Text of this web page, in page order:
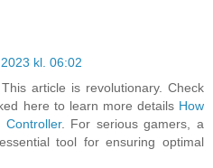
kl. 06:02
article is revolutionary. Check
here to learn more details How
. For serious gamers, a
tool for ensuring optimal